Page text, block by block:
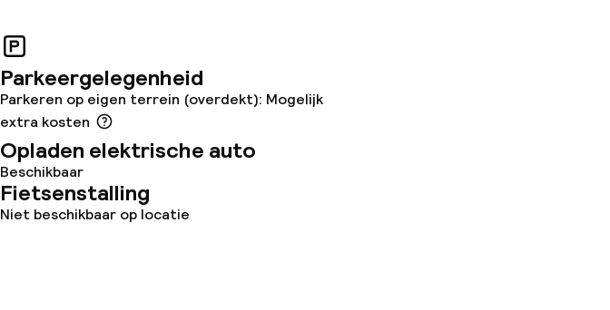
Kleine huisdieren toegestaan
(minder dan de 5 kg)
Parkeergelegenheid
Parkeren op eigen terrein (overdekt): Mogelijk
extra kosten
Opladen elektrische auto
Beschikbaar
Fietsenstalling
Niet beschikbaar op locatie